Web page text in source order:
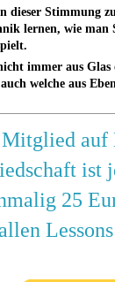
dieser Stimmung
lernen, wie
immer aus
welche aus
auf
ist
25